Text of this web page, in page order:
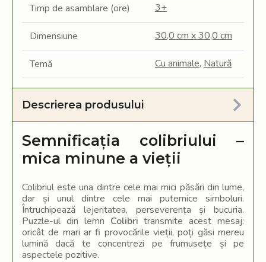
Timp de asamblare (ore) 3+
Dimensiune 30,0 cm x 30,0 cm
Temă Cu animale, Natură
Descrierea produsului
Semnificația colibriului –
mica minune a vieții
Colibriul este una dintre cele mai mici păsări din lume,
dar și unul dintre cele mai puternice simboluri.
Întruchipează lejeritatea, perseverența și bucuria.
Puzzle-ul din lemn Colibri transmite acest mesaj:
oricât de mari ar fi provocările vieții, poți găsi mereu
lumină dacă te concentrezi pe frumusețe și pe
aspectele pozitive.